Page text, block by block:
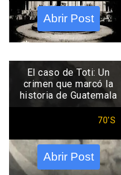
Abrir Post
El caso de Toti: Un
crimen que marcó la
historia de Guatemala
70'S
Abrir Post